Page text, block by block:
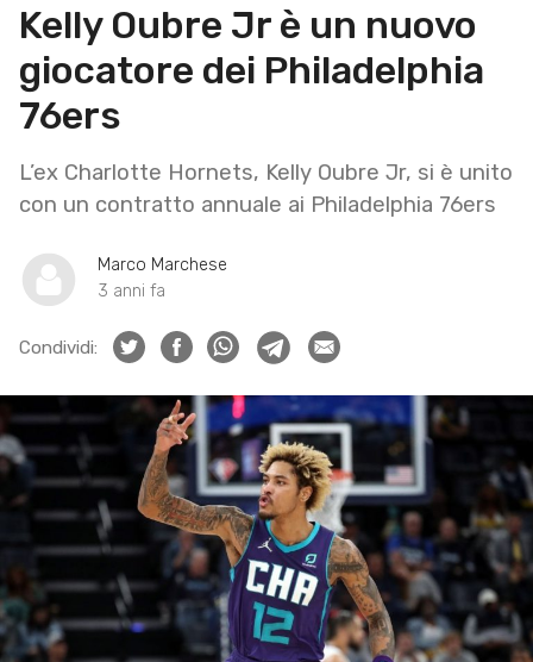
Kelly Oubre Jr è un nuovo
giocatore dei Philadelphia
76ers
L’ex Charlotte Hornets, Kelly Oubre Jr, si è unito
con un contratto annuale ai Philadelphia 76ers
Marco Marchese
3 anni fa
Condividi: